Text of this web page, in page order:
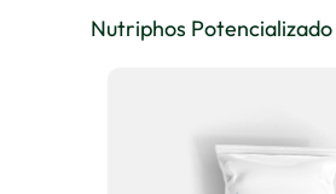
Nutriphos Potencializado